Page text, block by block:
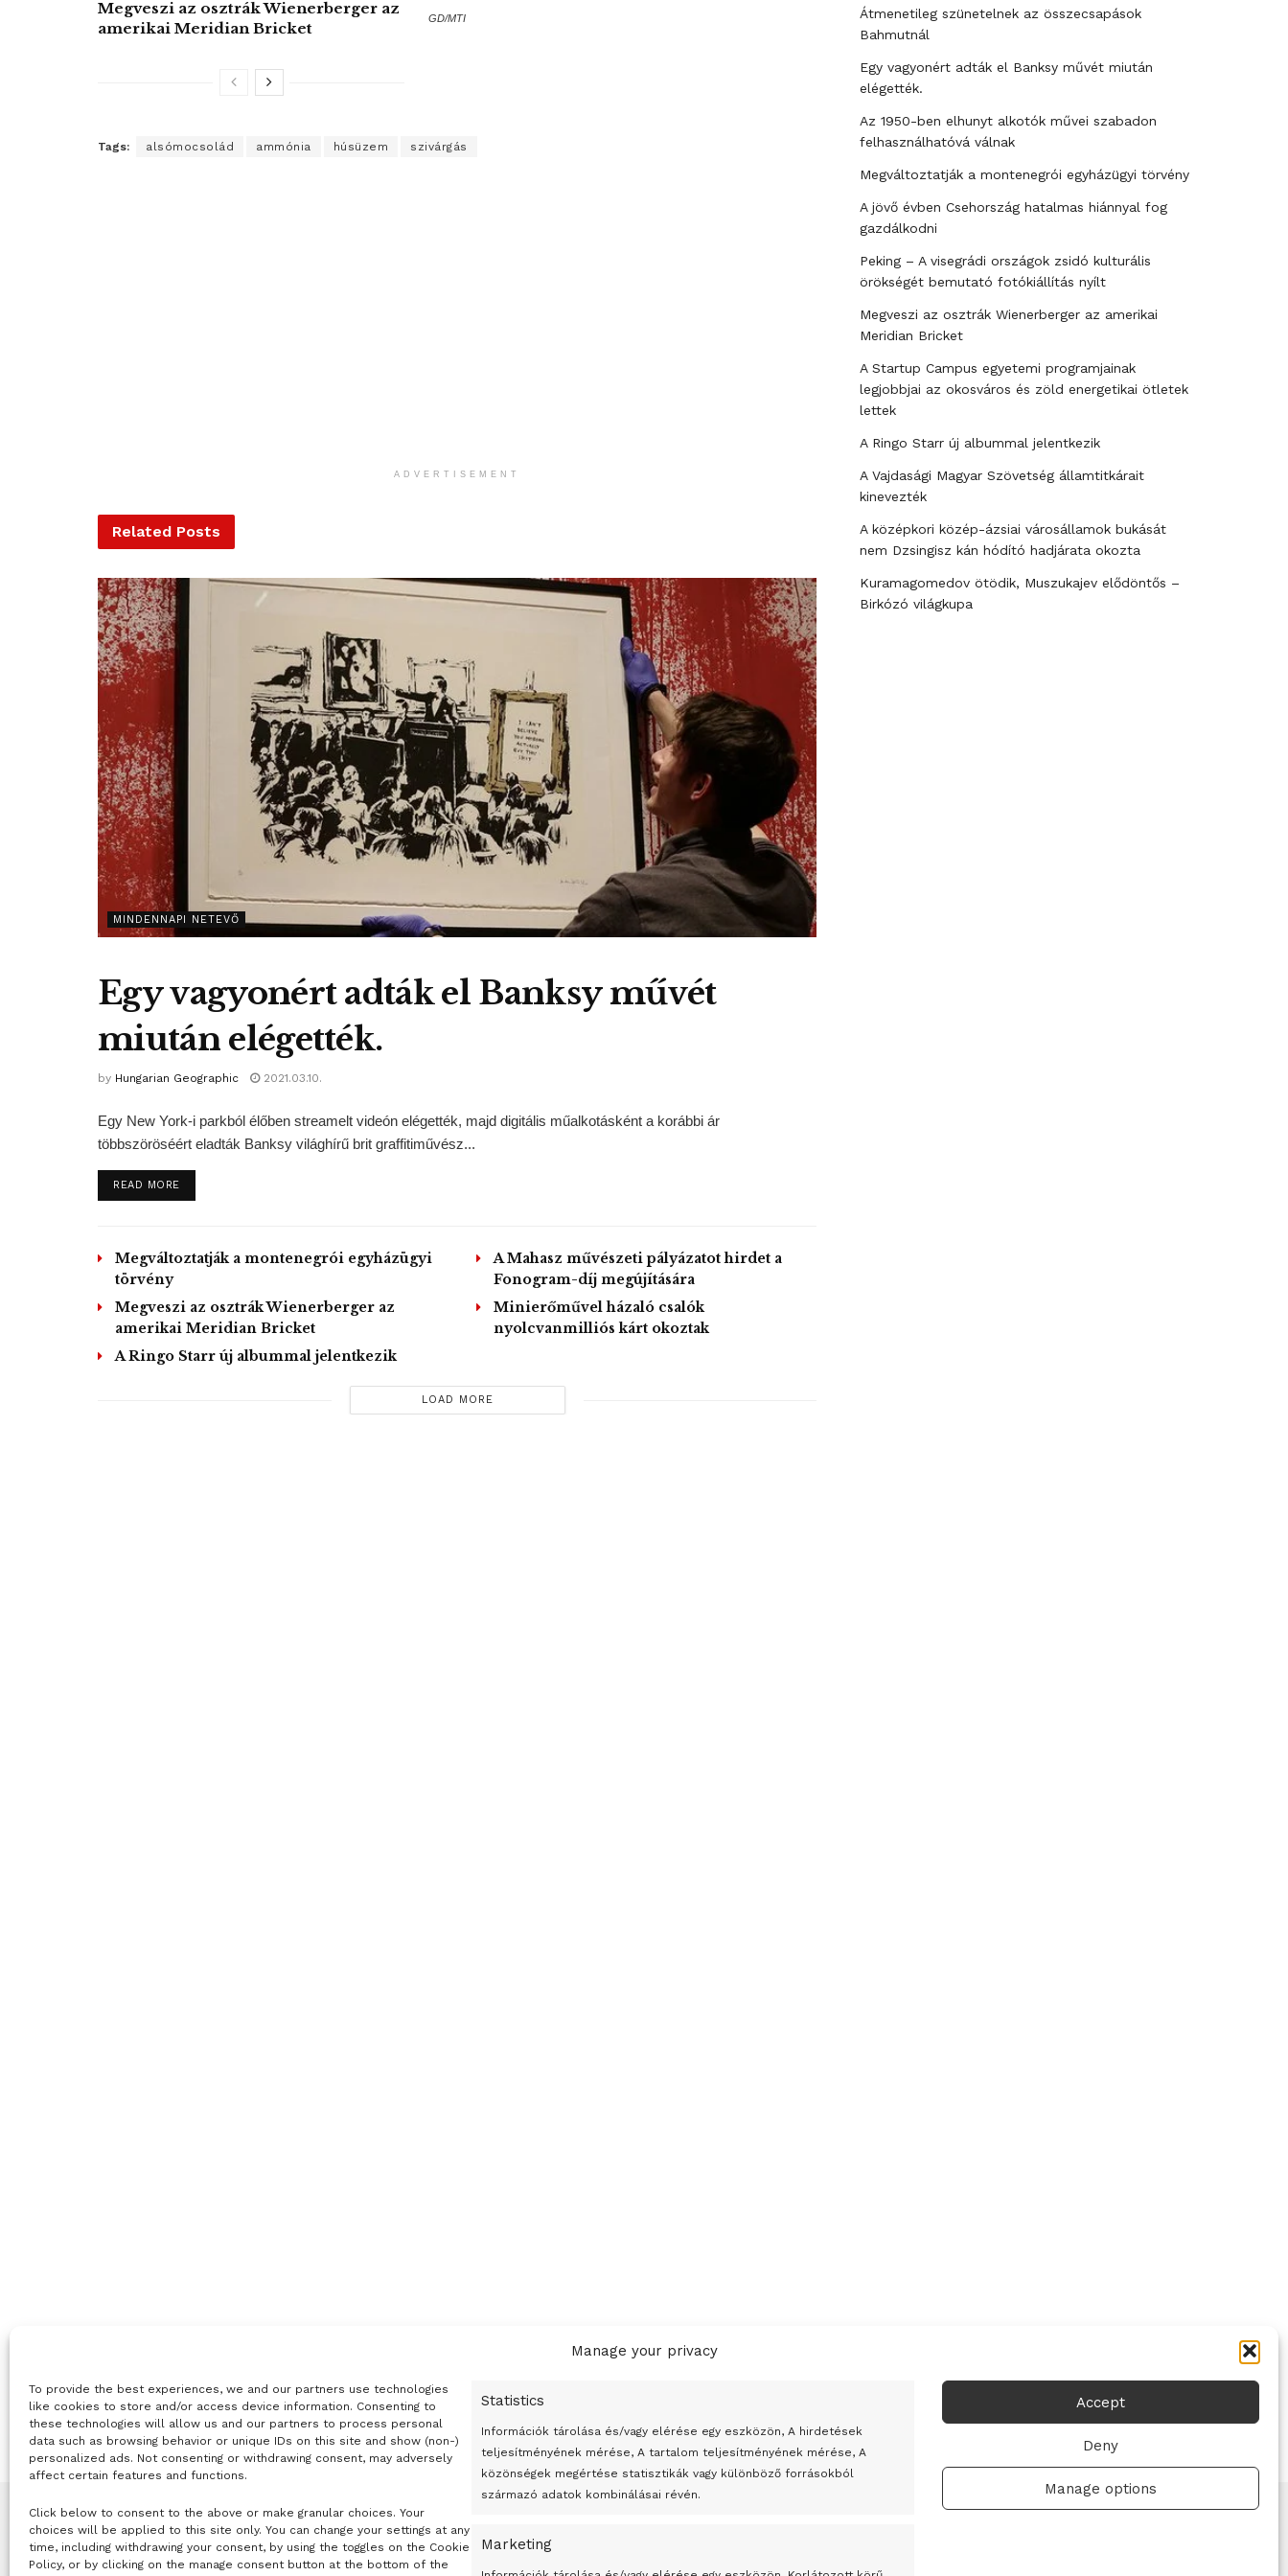
Manage your privacy
To provide the best experiences, we and our partners use technologies
like cookies to store and/or access device information. Consenting to
these technologies will allow us and our partners to process personal
data such as browsing behavior or unique IDs on this site and show (non-)
personalized ads. Not consenting or withdrawing consent, may adversely
affect certain features and functions.
Click below to consent to the above or make granular choices. Your
choices will be applied to this site only. You can change your settings at any
time, including withdrawing your consent, by using the toggles on the Cookie
Policy, or by clicking on the manage consent button at the bottom of the
Statistics
Információk tárolása és/vagy elérése egy eszközön, A hirdetések
teljesítményének mérése, A tartalom teljesítményének mérése, A
közönségek megértése statisztikák vagy különböző forrásokból
származó adatok kombinálásai révén.
Marketing
Accept
Deny
Manage options
Megveszi az osztrák Wienerberger az
amerikai Meridian Bricket
GD/MTI
Tags: alsómocsolád ammónia húsüzem szivárgás
ADVERTISEMENT
Related Posts
MINDENNAPI NETEVŐ
Egy vagyonért adták el Banksy művét
miután elégették.
by Hungarian Geographic 2021.03.10.
Egy New York-i parkból élőben streamelt videón elégették, majd digitális műalkotásként a korábbi ár
többszöröséért eladták Banksy világhírű brit graffitiművész...
READ MOREDETAILS
Megváltoztatják a montenegrói egyházügyi
törvény
Megveszi az osztrák Wienerberger az
amerikai Meridian Bricket
A Ringo Starr új albummal jelentkezik
A Mahasz művészeti pályázatot hirdet a
Fonogram-díj megújítására
Minierőművel házaló csalók
nyolcvanmilliós kárt okoztak
LOAD MORE
Átmenetileg szünetelnek az összecsapások
Bahmutnál
Egy vagyonért adták el Banksy művét miután
elégették.
Az 1950-ben elhunyt alkotók művei szabadon
felhasználhatóvá válnak
Megváltoztatják a montenegrói egyházügyi törvény
A jövő évben Csehország hatalmas hiánnyal fog
gazdálkodni
Peking – A visegrádi országok zsidó kulturális
örökségét bemutató fotókiállítás nyílt
Megveszi az osztrák Wienerberger az amerikai
Meridian Bricket
A Startup Campus egyetemi programjainak
legjobbjai az okosváros és zöld energetikai ötletek
lettek
A Ringo Starr új albummal jelentkezik
A Vajdasági Magyar Szövetség államtitkárait
kinevezték
A középkori közép-ázsiai városállamok bukását
nem Dzsingisz kán hódító hadjárata okozta
Kuramagomedov ötödik, Muszukajev elődöntős –
Birkózó világkupa